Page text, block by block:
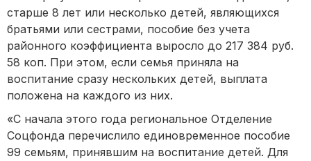
старше 8 лет или несколько детей, являющихся
братьями или сестрами, пособие без учета
районного коэффициента выросло до 217 384 руб.
58 коп. При этом, если семья приняла на
воспитание сразу нескольких детей, выплата
положена на каждого из них.
«С начала этого года региональное Отделение
Соцфонда перечислило единовременное пособие
99 семьям, принявшим на воспитание детей. Для